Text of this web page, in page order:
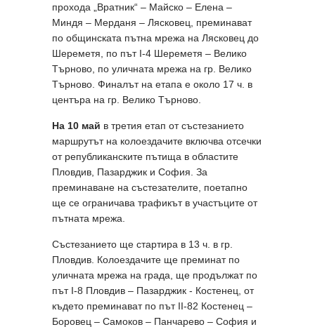
прохода „Вратник“ – Майско – Елена –
Миндя – Мерданя – Лясковец, преминават
по общинската пътна мрежа на Лясковец до
Шереметя, по път I-4 Шереметя – Велико
Търново, по уличната мрежа на гр. Велико
Търново. Финалът на етапа е около 17 ч. в
центъра на гр. Велико Търново.
На 10 май в третия етап от състезанието
маршрутът на колоездачите включва отсечки
от републиканските пътища в областите
Пловдив, Пазарджик и София. За
преминаване на състезателите, поетапно
ще се ограничава трафикът в участъците от
пътната мрежа.
Състезанието ще стартира в 13 ч. в гр.
Пловдив. Колоездачите ще преминат по
уличната мрежа на града, ще продължат по
път I-8 Пловдив – Пазарджик - Костенец, от
където преминават по път II-82 Костенец –
Боровец – Самоков – Панчарево – София и